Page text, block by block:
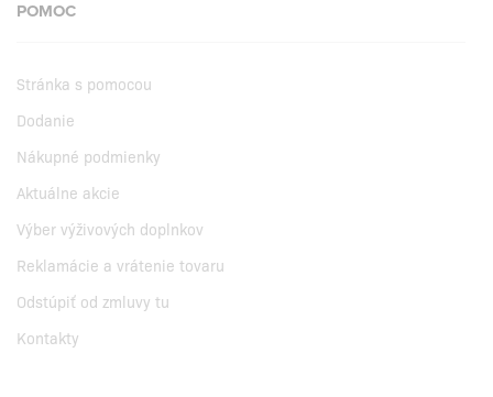
POMOC
Stránka s pomocou
Dodanie
Nákupné podmienky
Aktuálne akcie
Výber výživových doplnkov
Reklamácie a vrátenie tovaru
Odstúpiť od zmluvy tu
Kontakty